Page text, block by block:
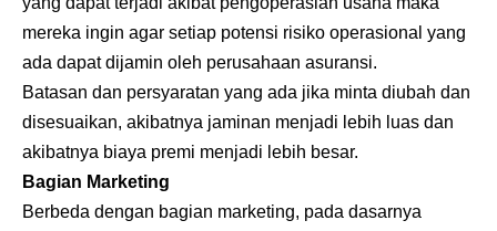
mereka ingin agar setiap potensi risiko operasional yang
ada dapat dijamin oleh perusahaan asuransi.
Batasan dan persyaratan yang ada jika minta diubah dan
disesuaikan, akibatnya jaminan menjadi lebih luas dan
akibatnya biaya premi menjadi lebih besar.
Bagian Marketing
Berbeda dengan bagian marketing, pada dasarnya